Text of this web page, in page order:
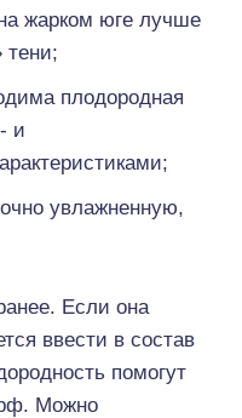
жарком юге лучше
тени;
плодородная
и
увлажненную,
Если она
ввести в состав
помогут
Можно